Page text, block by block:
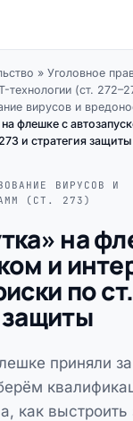
» Уголовное
технологии (ст.
вирусов и
флешке с
и стратегия защиты
ВИРУСОВ И
(СТ. 273)
на
и
по
защиты
приняли
как выстроить